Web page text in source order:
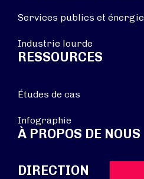
Services publics et énergie
Industrie lourde
RESSOURCES
Études de cas
Infographie
À PROPOS DE NOUS
DIRECTION